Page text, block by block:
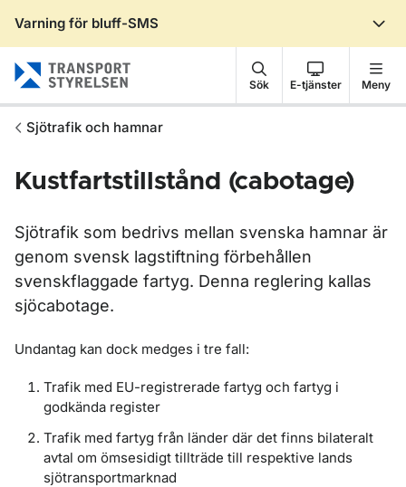
Varning för bluff-SMS
Sök E-tjänster Meny
Sjötrafik och hamnar
Kustfartstillstånd (cabotage)
Sjötrafik som bedrivs mellan svenska hamnar är
genom svensk lagstiftning förbehållen
svenskflaggade fartyg. Denna reglering kallas
sjöcabotage.
Undantag kan dock medges i tre fall:
Trafik med EU-registrerade fartyg och fartyg i
godkända register
Trafik med fartyg från länder där det finns bilateralt
avtal om ömsesidigt tillträde till respektive lands
sjötransportmarknad